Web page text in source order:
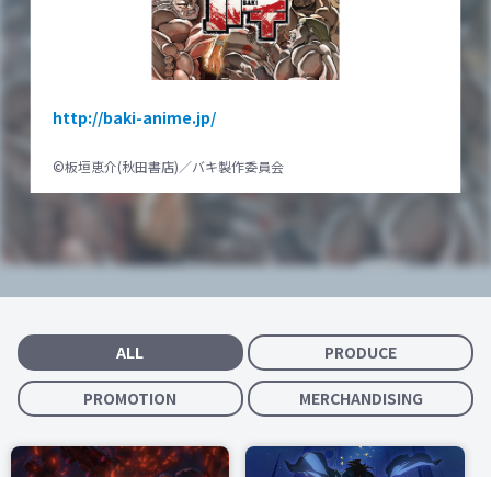
http://baki-anime.jp/
©板垣恵介(秋田書店)／バキ製作委員会
ALL PRODUCE
PROMOTION MERCHANDISING